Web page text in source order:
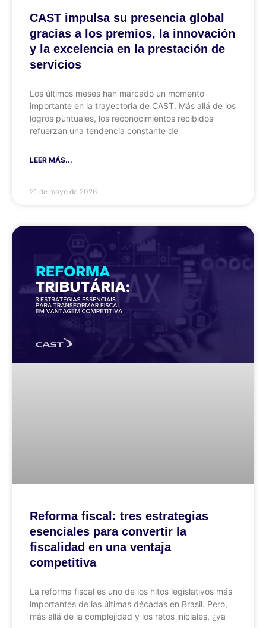
CAST impulsa su presencia global
gracias a los premios, la innovación
y la excelencia en la prestación de
servicios
Los últimos meses han marcado un momento
importante en la trayectoria de CAST. Más allá de los
logros puntuales, los reconocimientos recibidos
refuerzan una tendencia constante de
LEER MÁS...
21 de mayo de 2026
Reforma fiscal: tres estrategias
esenciales para convertir la
fiscalidad en una ventaja
competitiva
La reforma fiscal es uno de los hitos legislativos más
importantes de las últimas décadas en Brasil. Pero,
más allá de la complejidad y los retos iniciales, ¿ya